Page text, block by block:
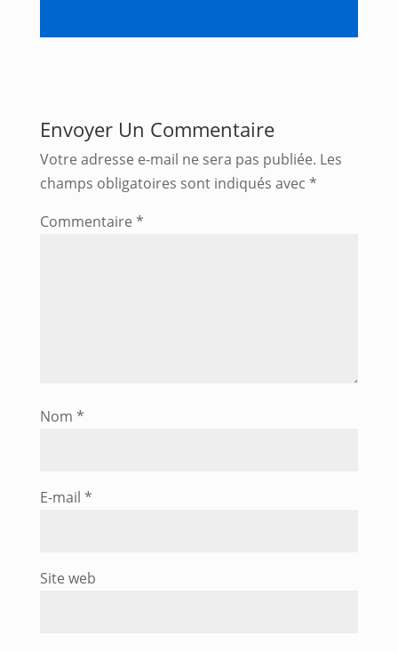
Envoyer Un Commentaire
Votre adresse e-mail ne sera pas publiée. Les
champs obligatoires sont indiqués avec *
Commentaire *
Nom *
E-mail *
Site web